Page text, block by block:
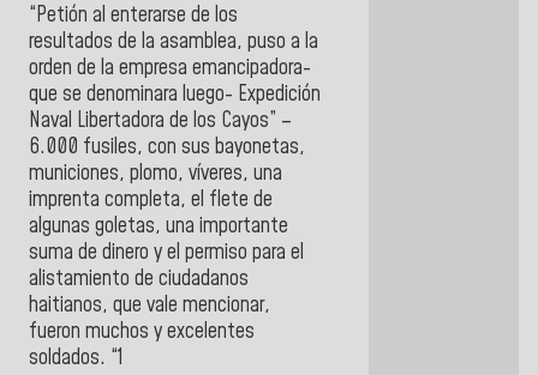
“Petión al enterarse de los
resultados de la asamblea, puso a la
orden de la empresa emancipadora-
que se denominara luego- Expedición
Naval Libertadora de los Cayos” –
6.000 fusiles, con sus bayonetas,
municiones, plomo, víveres, una
imprenta completa, el flete de
algunas goletas, una importante
suma de dinero y el permiso para el
alistamiento de ciudadanos
haitianos, que vale mencionar,
fueron muchos y excelentes
soldados. “1